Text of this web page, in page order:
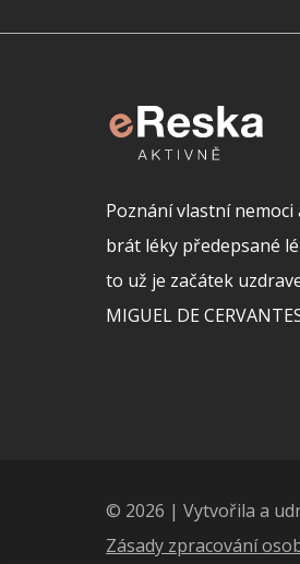
Poznání vlastní nemoci
brát léky předepsané
to už je začátek
MIGUEL DE
© 2026 | Vytvořila a
Zásady zpracování